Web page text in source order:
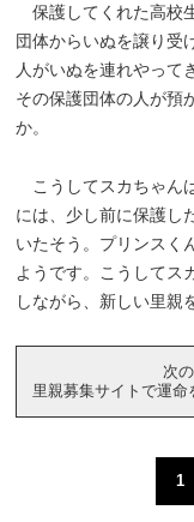
保護してくれた高校
団体からいぬを譲り受
人がいぬを連れやって
その保護団体の人が預
か。
こうしてスカちゃん
には、少し前に保護し
いたそう。プリンスく
ようです。こうしてス
しながら、新しい里親
次
里親募集サイトで運
1